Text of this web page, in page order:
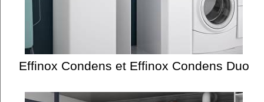
Effinox Condens et Effinox Condens Duo